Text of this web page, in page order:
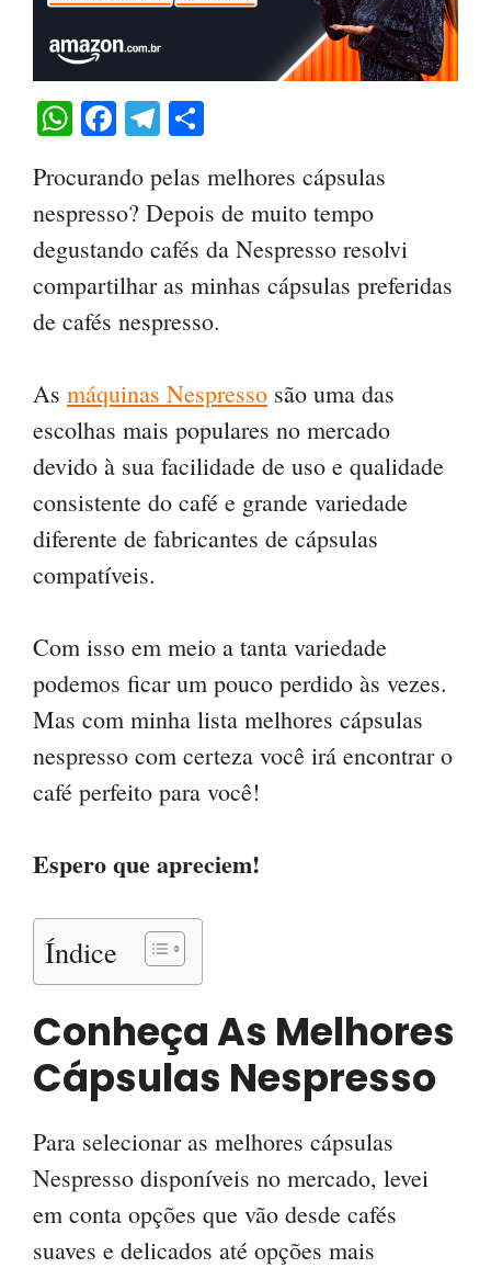
W
ts
A
pp
Fa
bo
ok
Te
gr
a
m
m
pa
rti
lh
ar
Procurando pelas melhores cápsulas
nespresso? Depois de muito tempo
degustando cafés da Nespresso resolvi
compartilhar as minhas cápsulas preferidas
de cafés nespresso.
As máquinas Nespresso são uma das
escolhas mais populares no mercado
devido à sua facilidade de uso e qualidade
consistente do café e grande variedade
diferente de fabricantes de cápsulas
compatíveis.
Com isso em meio a tanta variedade
podemos ficar um pouco perdido às vezes.
Mas com minha lista melhores cápsulas
nespresso com certeza você irá encontrar o
café perfeito para você!
Espero que apreciem!
Índice
Conheça As Melhores
Cápsulas Nespresso
Para selecionar as melhores cápsulas
Nespresso disponíveis no mercado, levei
em conta opções que vão desde cafés
suaves e delicados até opções mais